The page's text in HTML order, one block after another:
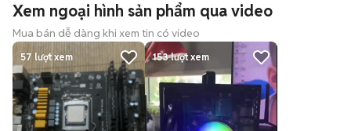
Xem ngoại hình sản phẩm qua video
Mua bán dễ dàng khi xem tin có video
57 lượt xem 153lượt xem